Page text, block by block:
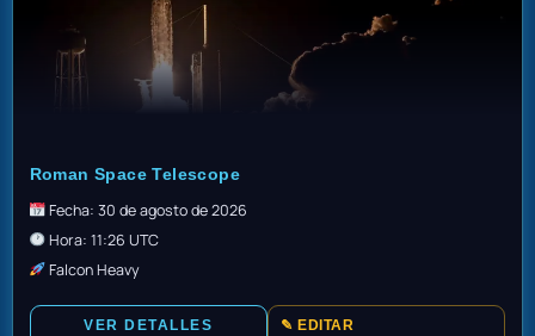
Roman Space Telescope
Fecha: 30 de agosto de 2026
Hora: 11:26 UTC
Falcon Heavy
VER DETALLES ✎ EDITAR